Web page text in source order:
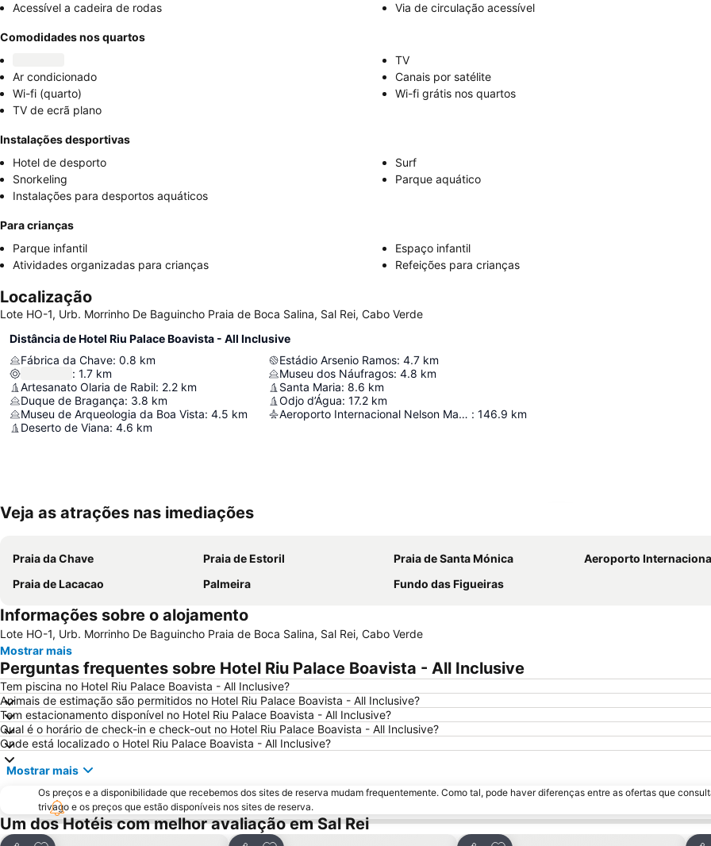
Acessível a cadeira de rodas
Via de circulação acessível
Comodidades nos quartos
TV
Ar condicionado
Canais por satélite
Wi-fi (quarto)
Wi-fi grátis nos quartos
TV de ecrã plano
Instalações desportivas
Hotel de desporto
Surf
Snorkeling
Parque aquático
Instalações para desportos aquáticos
Para crianças
Parque infantil
Espaço infantil
Atividades organizadas para crianças
Refeições para crianças
Localização
Lote HO-1, Urb. Morrinho De Baguincho Praia de Boca Salina, Sal Rei, Cabo Verde
Distância de Hotel Riu Palace Boavista - All Inclusive
Fábrica da Chave: 0.8 km
: 1.7 km
Artesanato Olaria de Rabil: 2.2 km
Duque de Bragança: 3.8 km
Museu de Arqueologia da Boa Vista: 4.5 km
Deserto de Viana: 4.6 km
Estádio Arsenio Ramos: 4.7 km
Museu dos Náufragos: 4.8 km
Santa Maria: 8.6 km
Odjo d’Água: 17.2 km
Aeroporto Internacional Nelson Mandela : 146.9 km
Veja as atrações nas imediações
Praia da Chave Praia de Estoril Praia de Santa Mónica
Aeroporto Internacional
Praia de Lacacao
Palmeira Fundo das Figueiras
Informações sobre o alojamento
Lote HO-1, Urb. Morrinho De Baguincho Praia de Boca Salina, Sal Rei, Cabo Verde
Mostrar mais
Perguntas frequentes sobre Hotel Riu Palace Boavista - All Inclusive
Tem piscina no Hotel Riu Palace Boavista - All Inclusive?
Animais de estimação são permitidos no Hotel Riu Palace Boavista - All Inclusive?
Tem estacionamento disponível no Hotel Riu Palace Boavista - All Inclusive?
Qual é o horário de check-in e check-out no Hotel Riu Palace Boavista - All Inclusive?
Onde está localizado o Hotel Riu Palace Boavista - All Inclusive?
Mostrar mais
Os preços e a disponibilidade que recebemos dos sites de reserva mudam frequentemente. Como tal, pode haver diferenças entre as ofertas que
trivago e os preços que estão disponíveis nos sites de reserva.
Um dos Hotéis com melhor avaliação em Sal Rei